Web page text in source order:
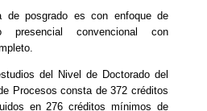
de posgrado es con enfoque de
presencial convencional con
del Nivel de Doctorado del
Procesos consta de 372 créditos
en 276 créditos mínimos de